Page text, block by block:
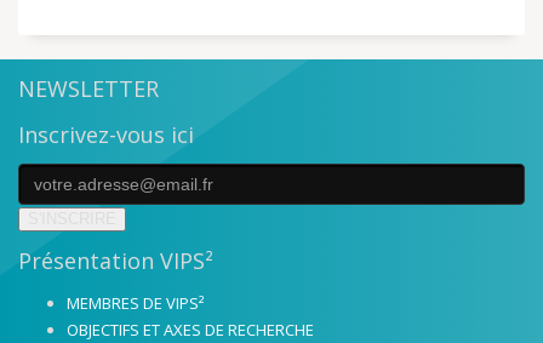
NEWSLETTER
Inscrivez-vous ici
Présentation VIPS²
MEMBRES DE VIPS²
OBJECTIFS ET AXES DE RECHERCHE